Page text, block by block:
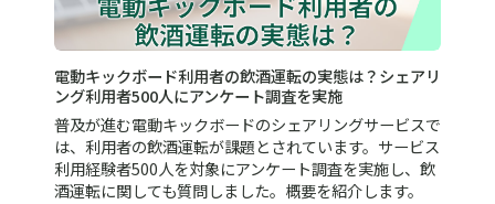
電動キックボード利用者の飲酒運転の実態は？シェアリ
ング利用者500人にアンケート調査を実施
普及が進む電動キックボードのシェアリングサービスで
は、利用者の飲酒運転が課題とされています。サービス
利用経験者500人を対象にアンケート調査を実施し、飲
酒運転に関しても質問しました。概要を紹介します。